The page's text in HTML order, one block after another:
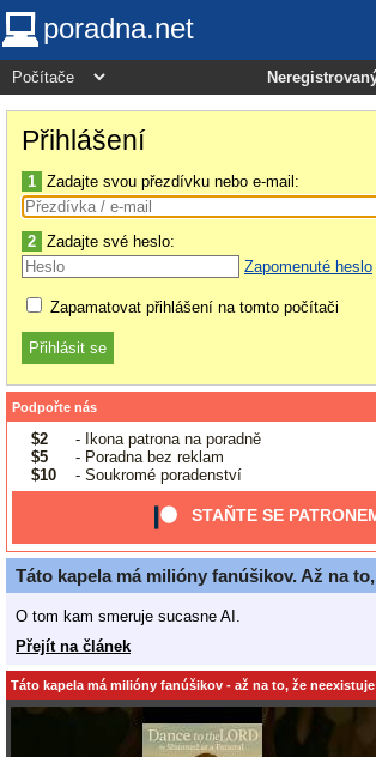
poradna.net
Přihlášení
1 Zadajte svou přezdívku nebo e-mail:
2 Zadajte své heslo:
Zapomenuté heslo
Zapamatovat přihlášení na tomto počítači
Podpořte nás
$2
- Ikona patrona na poradně
$5
- Poradna bez reklam
$10
- Soukromé poradenství
STAŇTE SE
Táto kapela má milióny fanúšikov. Až na
O tom kam smeruje sucasne AI.
Přejít na článek
Táto kapela má milióny fanúšikov - až na to, že neexistuje